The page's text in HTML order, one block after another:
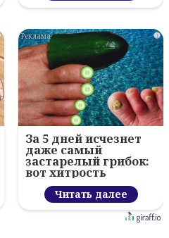
i
За 5 дней исчезнет
даже самый
застарелый грибок:
вот хитрость
Читать далее